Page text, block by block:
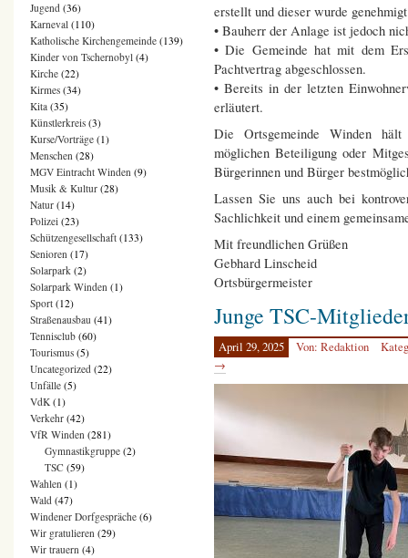
erstellt und dieser wurde
• Bauherr der Anlage ist jedoch
• Die Gemeinde hat mit dem
Pachtvertrag abgeschlossen.
• Bereits in der letzten
erläutert.
Die Ortsgemeinde Winden
möglichen Beteiligung oder
Bürgerinnen und Bürger
Lassen Sie uns auch bei
Sachlichkeit und einem
Mit freundlichen Grüßen
Gebhard Linscheid
Ortsbürgermeister
Junge TSC-
April 29, 2025 Von: Redaktion
→
Jugend (36)
Karneval (110)
Katholische Kirchengemeinde (139)
Kinder von Tschernobyl (4)
Kirche (22)
Kirmes (34)
Kita (35)
Künstlerkreis (3)
Kurse/Vorträge (1)
Menschen (28)
MGV Eintracht Winden (9)
Musik & Kultur (28)
Natur (14)
Polizei (23)
Schützengesellschaft (133)
Senioren (17)
Solarpark (2)
Solarpark Winden (1)
Sport (12)
Straßenausbau (41)
Tennisclub (60)
Tourismus (5)
Uncategorized (22)
Unfälle (5)
VdK (1)
Verkehr (42)
VfR Winden (281)
Gymnastikgruppe (2)
TSC (59)
Wahlen (1)
Wald (47)
Windener Dorfgespräche (6)
Wir gratulieren (29)
Wir trauern (4)